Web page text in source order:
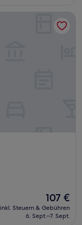
Der
Preis
beträgt
107 €
inkl. Steuern & Gebühren
6. Sept.–7. Sept.